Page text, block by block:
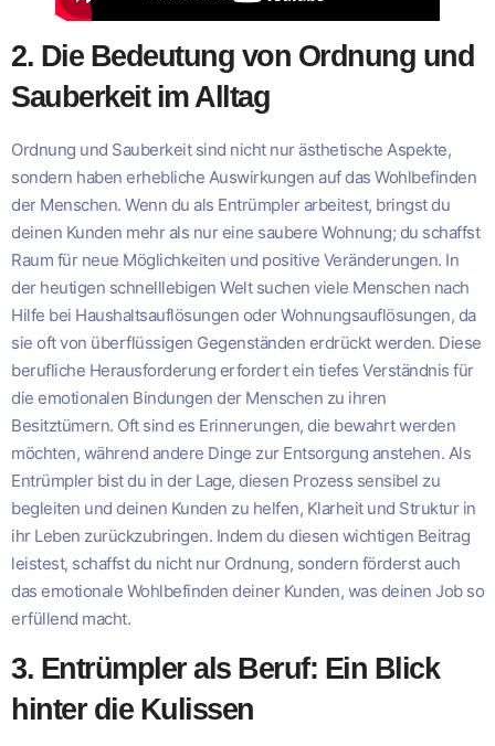
2. Die Bedeutung von Ordnung und
Sauberkeit im Alltag
Ordnung und Sauberkeit sind nicht nur ästhetische Aspekte,
sondern haben erhebliche Auswirkungen auf das Wohlbefinden
der Menschen. Wenn du als Entrümpler arbeitest, bringst du
deinen Kunden mehr als nur eine saubere Wohnung; du schaffst
Raum für neue Möglichkeiten und positive Veränderungen. In
der heutigen schnelllebigen Welt suchen viele Menschen nach
Hilfe bei Haushaltsauflösungen oder Wohnungsauflösungen, da
sie oft von überflüssigen Gegenständen erdrückt werden. Diese
berufliche Herausforderung erfordert ein tiefes Verständnis für
die emotionalen Bindungen der Menschen zu ihren
Besitztümern. Oft sind es Erinnerungen, die bewahrt werden
möchten, während andere Dinge zur Entsorgung anstehen. Als
Entrümpler bist du in der Lage, diesen Prozess sensibel zu
begleiten und deinen Kunden zu helfen, Klarheit und Struktur in
ihr Leben zurückzubringen. Indem du diesen wichtigen Beitrag
leistest, schaffst du nicht nur Ordnung, sondern förderst auch
das emotionale Wohlbefinden deiner Kunden, was deinen Job so
erfüllend macht.
3. Entrümpler als Beruf: Ein Blick
hinter die Kulissen